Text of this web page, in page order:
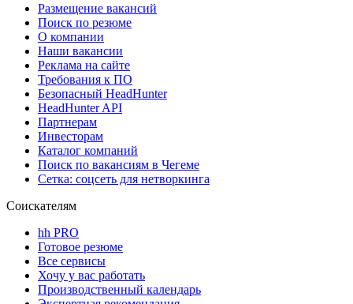
Размещение вакансий
Поиск по резюме
О компании
Наши вакансии
Реклама на сайте
Требования к ПО
Безопасный HeadHunter
HeadHunter API
Партнерам
Инвесторам
Каталог компаний
Поиск по вакансиям в Чегеме
Сетка: соцсеть для нетворкинга
Соискателям
hh PRO
Готовое резюме
Все сервисы
Хочу у вас работать
Производственный календарь